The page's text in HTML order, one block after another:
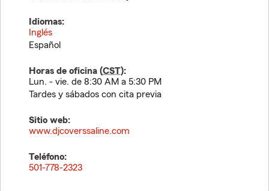
Idiomas:
Inglés
Español
Horas de oficina (CST):
Lun. - vie. de 8:30 AM a 5:30 PM
Tardes y sábados con cita previa
Sitio web:
www.djcoverssaline.com
Teléfono:
501-778-2323